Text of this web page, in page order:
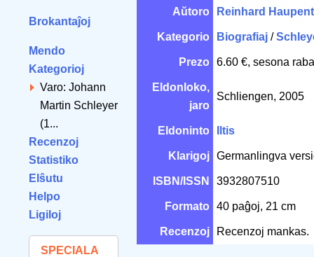
Brokantaĵoj
Mendo
Kategorioj
Varo: Johann
Martin Schleyer
(1...
Recenzoj
Statistiko
Elŝutu
Helpo
Ligiloj
SPECIALA
Aŭtoro Reinhard
Kategorio Biografiaj /
Prezo 6.60 €, sesona
Eldonloko,
jaro
Schliengen, 2005
Eldoninto Iltis
Klarigoj Germanlingva
ISBN/ISSN 3932807510
Formato 40 paĝoj, 21 cm
Recenzoj Recenzoj mankas.